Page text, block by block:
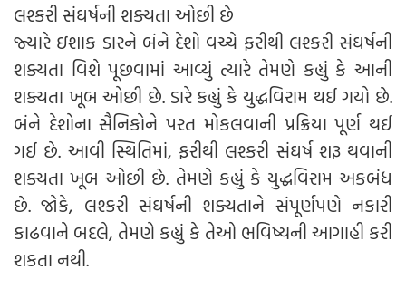
લશ્કરી સંઘર્ષની શક્યતા ઓછી છે
જ્યારે ઇશાક ડારને બંને દેશો વચ્ચે ફરીથી લશ્કરી સંઘર્ષની
શક્યતા વિશે પૂછવામાં આવ્યું ત્યારે તેમણે કહ્યું કે આની
શક્યતા ખૂબ ઓછી છે. ડારે કહ્યું કે યુદ્ધવિરામ થઈ ગયો છે.
બંને દેશોના સૈનિકોને પરત મોકલવાની પ્રક્રિયા પૂર્ણ થઈ
ગઈ છે. આવી સ્થિતિમાં, ફરીથી લશ્કરી સંઘર્ષ શરૂ થવાની
શક્યતા ખૂબ ઓછી છે. તેમણે કહ્યું કે યુદ્ધવિરામ અકબંધ
છે. જોકે, લશ્કરી સંઘર્ષની શક્યતાને સંપૂર્ણપણે નકારી
કાઢવાને બદલે, તેમણે કહ્યું કે તેઓ ભવિષ્યની આગાહી કરી
શકતા નથી.